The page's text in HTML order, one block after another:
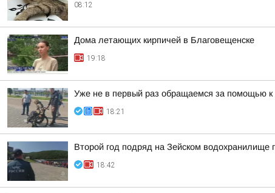
08:12
Дома летающих кирпичей в Благовещенске
19:18
Уже не в первый раз обращаемся за помощью
18:21
Второй год подряд на Зейском водохранилище
18:42